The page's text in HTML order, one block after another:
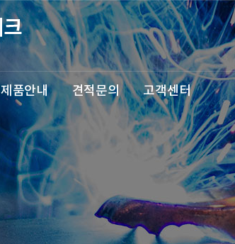
제품안내 견적문의 고객센터